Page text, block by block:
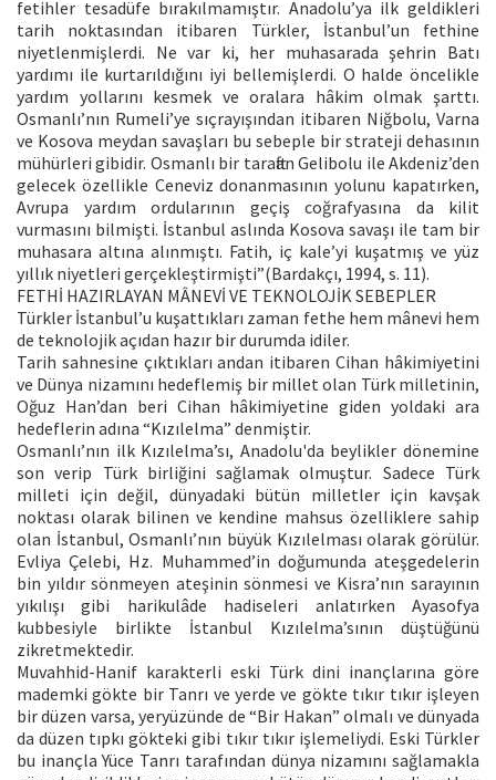
fetihler tesadüfe bırakılmamıştır. Anadolu’ya ilk geldikleri
tarih noktasından itibaren Türkler, İstanbul’un fethine
niyetlenmişlerdi. Ne var ki, her muhasarada şehrin Batı
yardımı ile kurtarıldığını iyi bellemişlerdi. O halde öncelikle
yardım yollarını kesmek ve oralara hâkim olmak şarttı.
Osmanlı’nın Rumeli’ye sıçrayışından itibaren Niğbolu, Varna
ve Kosova meydan savaşları bu sebeple bir strateji dehasının
mühürleri gibidir. Osmanlı bir taraftan Gelibolu ile Akdeniz’den
gelecek özellikle Ceneviz donanmasının yolunu kapatırken,
Avrupa yardım ordularının geçiş coğrafyasına da kilit
vurmasını bilmişti. İstanbul aslında Kosova savaşı ile tam bir
muhasara altına alınmıştı. Fatih, iç kale’yi kuşatmış ve yüz
yıllık niyetleri gerçekleştirmişti”(Bardakçı, 1994, s. 11).
FETHİ HAZIRLAYAN MÂNEVİ VE TEKNOLOJİK SEBEPLER
Türkler İstanbul’u kuşattıkları zaman fethe hem mânevi hem
de teknolojik açıdan hazır bir durumda idiler.
Tarih sahnesine çıktıkları andan itibaren Cihan hâkimiyetini
ve Dünya nizamını hedeflemiş bir millet olan Türk milletinin,
Oğuz Han’dan beri Cihan hâkimiyetine giden yoldaki ara
hedeflerin adına “Kızılelma” denmiştir.
Osmanlı’nın ilk Kızılelma’sı, Anadolu'da beylikler dönemine
son verip Türk birliğini sağlamak olmuştur. Sadece Türk
milleti için değil, dünyadaki bütün milletler için kavşak
noktası olarak bilinen ve kendine mahsus özelliklere sahip
olan İstanbul, Osmanlı’nın büyük Kızılelması olarak görülür.
Evliya Çelebi, Hz. Muhammed’in doğumunda ateşgedelerin
bin yıldır sönmeyen ateşinin sönmesi ve Kisra’nın sarayının
yıkılışı gibi harikulâde hadiseleri anlatırken Ayasofya
kubbesiyle birlikte İstanbul Kızılelma’sının düştüğünü
zikretmektedir.
Muvahhid-Hanif karakterli eski Türk dini inançlarına göre
mademki gökte bir Tanrı ve yerde ve gökte tıkır tıkır işleyen
bir düzen varsa, yeryüzünde de “Bir Hakan” olmalı ve dünyada
da düzen tıpkı gökteki gibi tıkır tıkır işlemeliydi. Eski Türkler
bu inançla Yüce Tanrı tarafından dünya nizamını sağlamakla